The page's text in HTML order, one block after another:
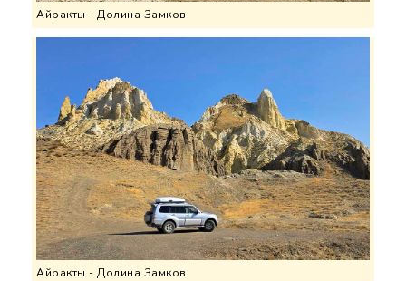
Айракты - Долина Замков
Айракты - Долина Замков